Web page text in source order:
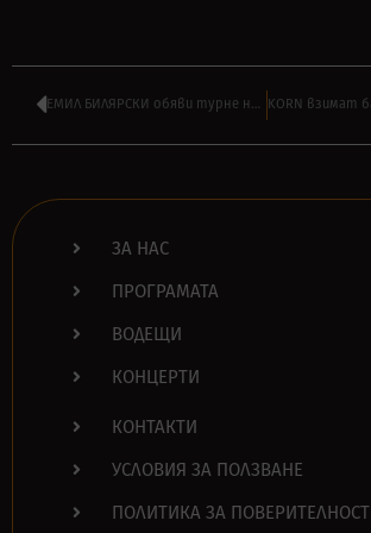
ЕМИЛ БИЛЯРСКИ обяви турне на MESZECSINKA у нас през есента – ИНТЕРВЮ
ЗА НАС
ПРОГРАМАТА
ВОДЕЩИ
КОНЦЕРТИ
КОНТАКТИ
УСЛОВИЯ ЗА ПОЛЗВАНЕ
ПОЛИТИКА ЗА ПОВЕРИТЕЛНОСТ